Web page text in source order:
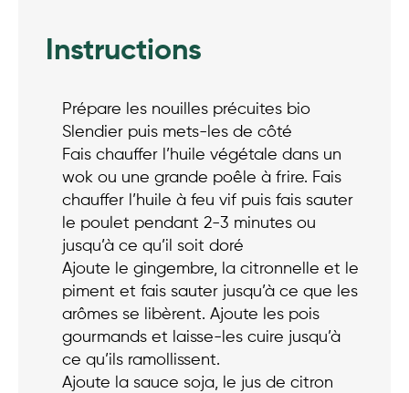
Instructions
Prépare les nouilles précuites bio
Slendier puis mets-les de côté
Fais chauffer l’huile végétale dans un
wok ou une grande poêle à frire. Fais
chauffer l’huile à feu vif puis fais sauter
le poulet pendant 2-3 minutes ou
jusqu’à ce qu’il soit doré
Ajoute le gingembre, la citronnelle et le
piment et fais sauter jusqu’à ce que les
arômes se libèrent. Ajoute les pois
gourmands et laisse-les cuire jusqu’à
ce qu’ils ramollissent.
Ajoute la sauce soja, le jus de citron